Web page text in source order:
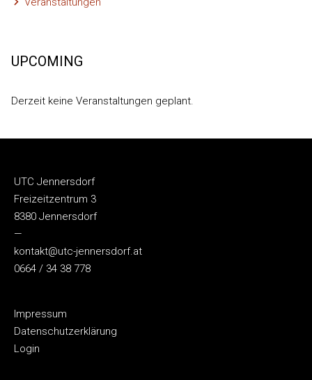
UPCOMING
Derzeit keine Veranstaltungen geplant.
UTC Jennersdorf
Freizeitzentrum 3
8380 Jennersdorf
—
kontakt@utc-jennersdorf.at
0664 / 34 38 778
Impressum
Datenschutzerklärung
Login